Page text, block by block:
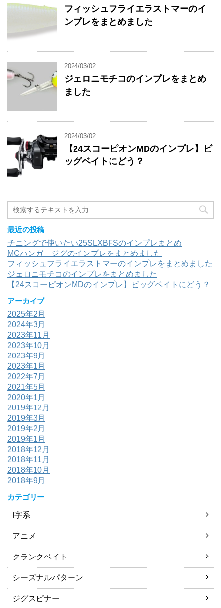
フィッシュフライエラストマーのイ
ンプレをまとめました
2024/03/02
ジェロニモチコのインプレをまとめ
ました
2024/03/02
【24スコーピオンMDのインプレ】ビ
ッグベイトにどう？
最近の投稿
チニングで使いたい25SLXBFSのインプレまとめ
MCハンガージグのインプレをまとめました
フィッシュフライエラストマーのインプレをまとめました
ジェロニモチコのインプレをまとめました
【24スコーピオンMDのインプレ】ビッグベイトにどう？
アーカイブ
2025年2月
2024年3月
2023年11月
2023年10月
2023年9月
2023年1月
2022年7月
2021年5月
2020年1月
2019年12月
2019年3月
2019年2月
2019年1月
2018年12月
2018年11月
2018年10月
2018年9月
カテゴリー
I字系
アニメ
クランクベイト
シーズナルパターン
ジグスピナー